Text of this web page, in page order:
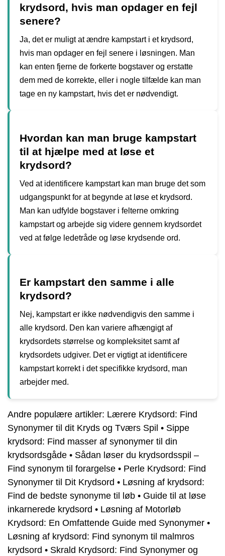
krydsord, hvis man opdager en fejl
senere?
Ja, det er muligt at ændre kampstart i et krydsord,
hvis man opdager en fejl senere i løsningen. Man
kan enten fjerne de forkerte bogstaver og erstatte
dem med de korrekte, eller i nogle tilfælde kan man
tage en ny kampstart, hvis det er nødvendigt.
Hvordan kan man bruge kampstart
til at hjælpe med at løse et
krydsord?
Ved at identificere kampstart kan man bruge det som
udgangspunkt for at begynde at løse et krydsord.
Man kan udfylde bogstaver i felterne omkring
kampstart og arbejde sig videre gennem krydsordet
ved at følge ledetråde og løse krydsende ord.
Er kampstart den samme i alle
krydsord?
Nej, kampstart er ikke nødvendigvis den samme i
alle krydsord. Den kan variere afhængigt af
krydsordets størrelse og kompleksitet samt af
krydsordets udgiver. Det er vigtigt at identificere
kampstart korrekt i det specifikke krydsord, man
arbejder med.
Andre populære artikler: Lærere Krydsord: Find
Synonymer til dit Kryds og Tværs Spil • Sippe
krydsord: Find masser af synonymer til din
krydsordsgåde • Sådan løser du krydsordsspil –
Find synonym til forargelse • Perle Krydsord: Find
Synonymer til Dit Krydsord • Løsning af krydsord:
Find de bedste synonyme til løb • Guide til at løse
inkarnerede krydsord • Løsning af Motorløb
Krydsord: En Omfattende Guide med Synonymer •
Løsning af krydsord: Find synonym til malmros
krydsord • Skrald Krydsord: Find Synonymer og